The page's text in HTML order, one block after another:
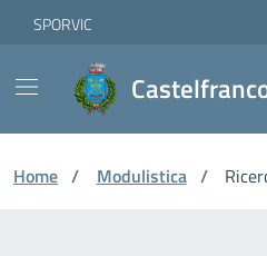
Skip to Main Content
Vai ai contenuti
Vai al footer
SPORVIC
Home / Modulistica /